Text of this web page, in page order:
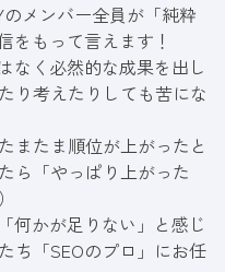
メンバー全員が「純粋
をもって言えます！
なく必然的な成果を出し
り考えたりしても苦にな
またま順位が上がったと
ら「やっぱり上がった
何かが足りない」と感じ
ち「SEOのプロ」にお任